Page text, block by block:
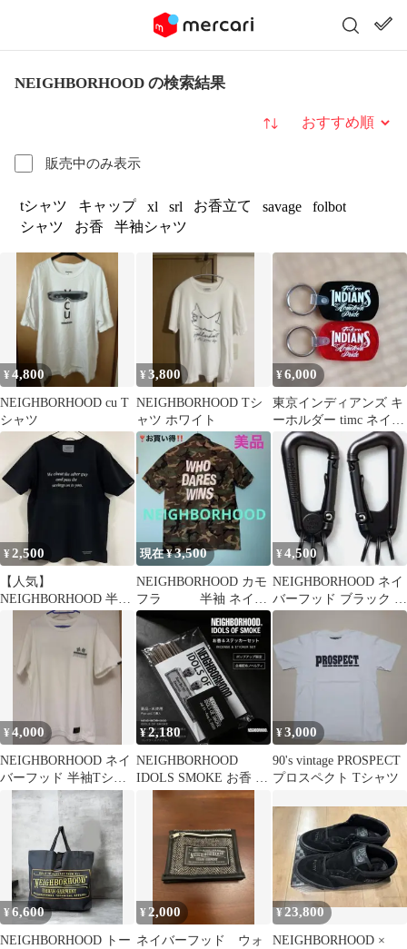
NEIGHBORHOOD の検索結果
販売中のみ表示
並び替え
tシャツ キャップ xl srl お香立て savage
folbot
シャツ
お香 半袖シャツ
¥4,800
NEIGHBORHOOD cu T
シャツ
¥3,800
NEIGHBORHOOD Tシ
ャツ ホワイト
¥6,000
東京インディアンズ キ
ーホルダー timc ネイバ
ーフッド
¥2,500
【人気】
NEIGHBORHOOD 半袖
Tシャツ M 黒 メッセー
現在 ¥3,500
NEIGHBORHOOD カモ
フラ 半袖 ネイバ
ーフッド迷彩柄ミリタ
リー M
¥4,500
NEIGHBORHOOD ネイ
バーフッド ブラック カ
ラビナ 新品未使用品
¥4,000
NEIGHBORHOOD ネイ
バーフッド 半袖Tシャ
ツ Lサイズ
¥2,180
NEIGHBORHOOD
IDOLS SMOKE お香 イ
ンセンス ステッカー
¥3,000
90's vintage PROSPECT
プロスペクト Tシャツ
¥6,600
NEIGHBORHOOD トー
¥ 2,000
ネイバーフッド ウォ
¥23,800
NEIGHBORHOOD ×